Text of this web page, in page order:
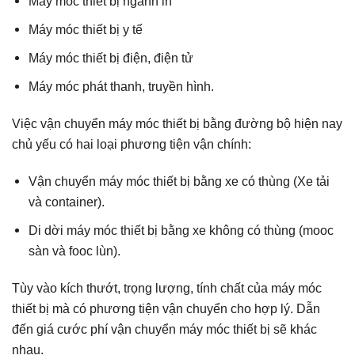
Máy móc thiết bị y tế
Máy móc thiết bị điện, điện tử
Máy móc phát thanh, truyền hình.
Việc vận chuyển máy móc thiết bị bằng đường bộ hiện nay
chủ yếu có hai loại phương tiện vận chính:
Vận chuyển máy móc thiết bị bằng xe có thùng (Xe tải
và container).
Di dời máy móc thiết bị bằng xe không có thùng (mooc
sàn và fooc lùn).
Tùy vào kích thướt, trọng lượng, tính chất của máy móc
thiết bị mà có phương tiện vận chuyển cho hợp lý. Dẫn
đến giá cước phí vận chuyển máy móc thiết bị sẽ khác
nhau.